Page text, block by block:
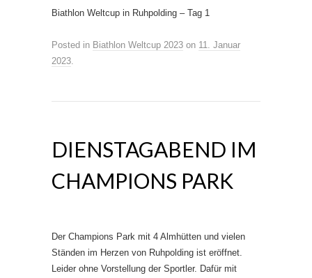
Biathlon Weltcup in Ruhpolding – Tag 1
Posted in Biathlon Weltcup 2023 on 11. Januar
2023
DIENSTAGABEND IM
CHAMPIONS PARK
Der Champions Park mit 4 Almhütten und vielen
Ständen im Herzen von Ruhpolding ist eröffnet.
Leider ohne Vorstellung der Sportler. Dafür mit